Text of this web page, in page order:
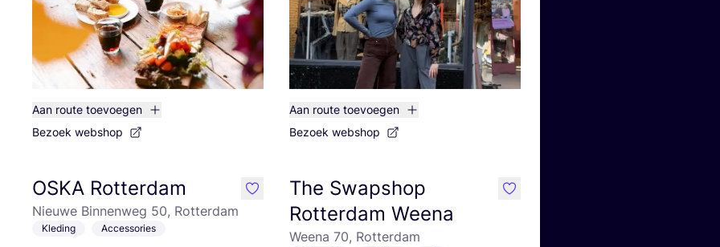
Aan route toevoegen
Bezoek webshop
Aan route toevoegen
Bezoek webshop
OSKA Rotterdam
Nieuwe Binnenweg 50, Rotterdam
Kleding Accessories
like
The Swapshop
Rotterdam Weena
Weena 70, Rotterdam
like